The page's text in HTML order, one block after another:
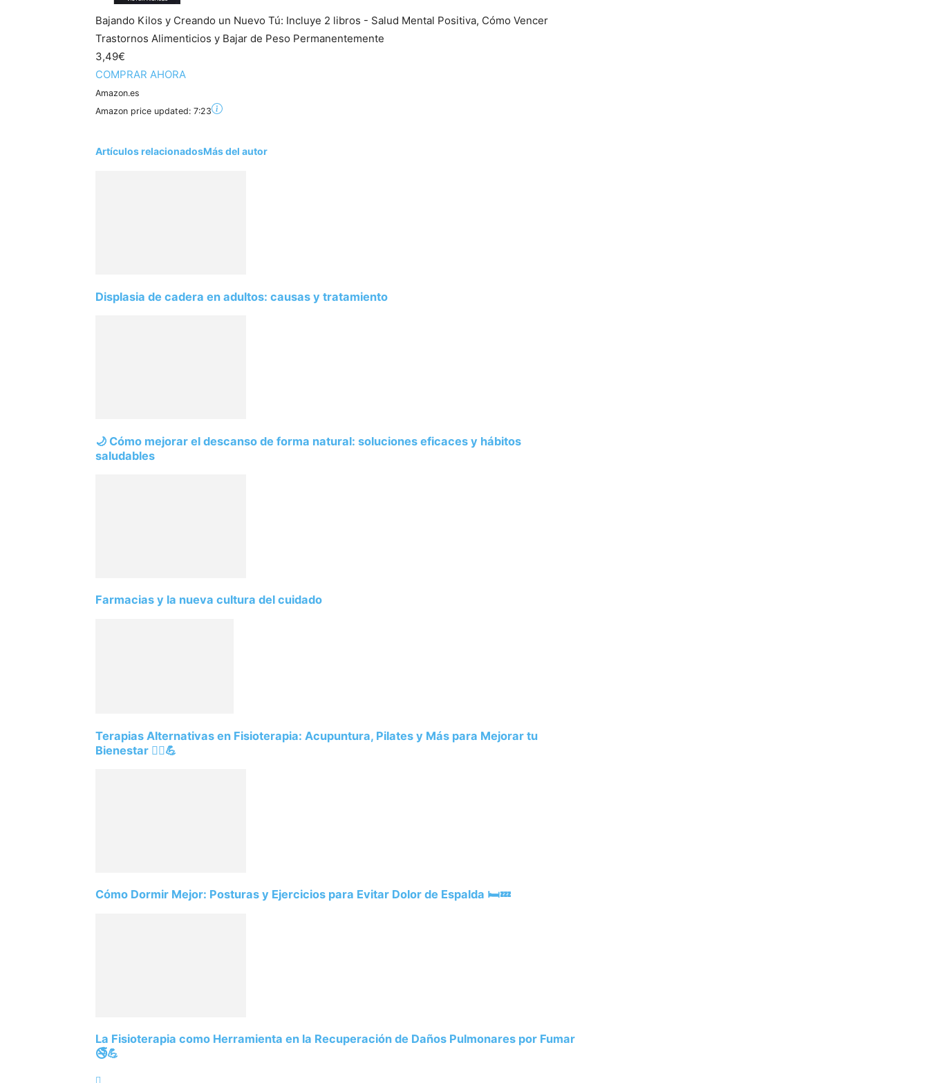
Bajando Kilos y Creando un Nuevo Tú: Incluye 2 libros - Salud Mental Positiva, Cómo Vencer
Trastornos Alimenticios y Bajar de Peso Permanentemente
3,49€
COMPRAR AHORA
Amazon.es
Amazon price updated: 7:23
Artículos relacionadosMás del autor
Displasia de cadera en adultos: causas y tratamiento
🌙 Cómo mejorar el descanso de forma natural: soluciones eficaces y hábitos
saludables
Farmacias y la nueva cultura del cuidado
Terapias Alternativas en Fisioterapia: Acupuntura, Pilates y Más para Mejorar tu
Bienestar 💆‍♂️💪
Cómo Dormir Mejor: Posturas y Ejercicios para Evitar Dolor de Espalda 🛏️💤
La Fisioterapia como Herramienta en la Recuperación de Daños Pulmonares por Fumar
🚭💪